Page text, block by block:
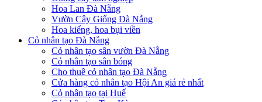
Hoa Lan Đà Nẵng
Vườn Cây Giống Đà Nẵng
Hoa kiểng, hoa bụi viền
Cỏ nhân tạo Đà Nẵng
Cỏ nhân tạo sân vườn Đà Nẵng
Cỏ nhân tạo sân bóng
Cho thuê cỏ nhân tạo Đà Nẵng
Cửa hàng cỏ nhân tạo Hội An giá rẻ nhất
Cỏ nhân tạo tại Huế